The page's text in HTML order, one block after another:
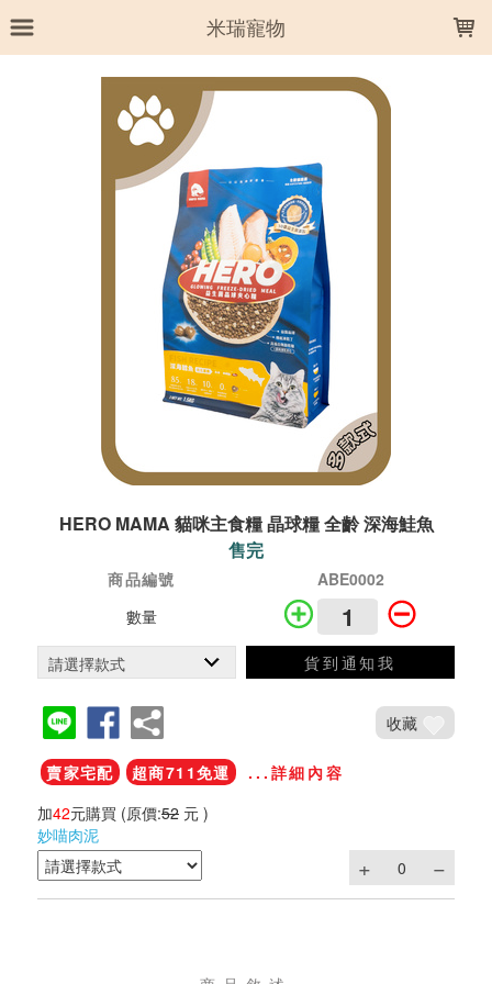
米瑞寵物
HERO MAMA 貓咪主食糧 晶球糧 全齡 深海鮭魚
售完
商品編號
ABE0002
數量
貨到通知我
收藏
賣家宅配 超商711免運
...詳細內容
加42元購買 (原價:52 元 )
妙喵肉泥